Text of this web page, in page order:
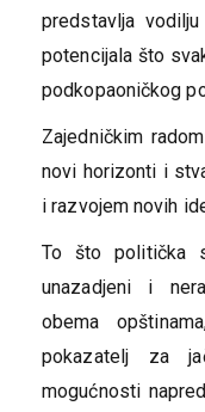
predstavlja
potencijala što
podkopaoničkog
Zajedničkim
novi horizonti i
i razvojem novih
To što politička
unazadjeni i
obema
pokazatelj za
mogućnosti